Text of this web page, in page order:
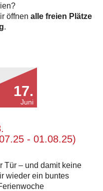
öffnen alle freien Plätze
.
17.
Juni
- 01.08.25)
Tür – und damit keine
wieder ein buntes